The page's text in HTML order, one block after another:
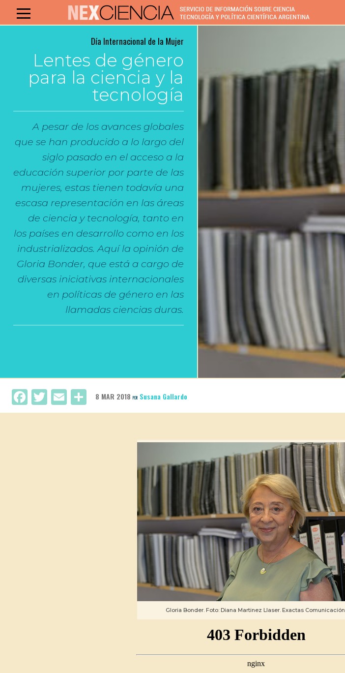
Día Internacional de la Mujer
Lentes de género
para la ciencia y la
tecnología
A pesar de los avances globales
que se han producido a lo largo del
siglo pasado en el acceso a la
educación superior por parte de las
mujeres, estas tienen todavía una
escasa representación en las áreas
de ciencia y tecnología, tanto en
los países en desarrollo como en los
industrializados. Aquí la opinión de
Gloria Bonder, que está a cargo de
diversas iniciativas internacionales
en políticas de género en las
llamadas ciencias duras.
Facebook
Twitter
EmailCompartir
8 MAR 2018 POR Susana Gallardo
Gloria Bonder. Foto: Diana Martinez Llaser. Exactas Comunicación.